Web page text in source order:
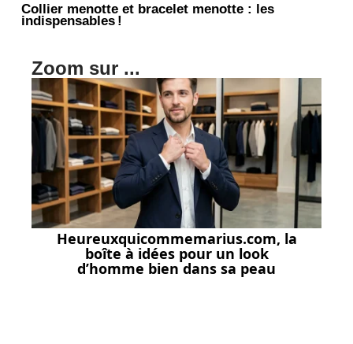
Collier menotte et bracelet menotte : les
indispensables !
Zoom sur ...
Heureuxquicommemarius.com, la
boîte à idées pour un look
d’homme bien dans sa peau